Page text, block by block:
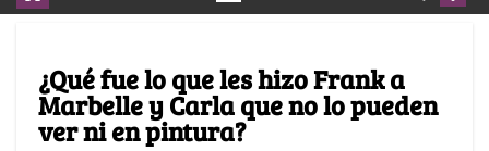
¿Qué fue lo que les hizo Frank a
Marbelle y Carla que no lo pueden
ver ni en pintura?